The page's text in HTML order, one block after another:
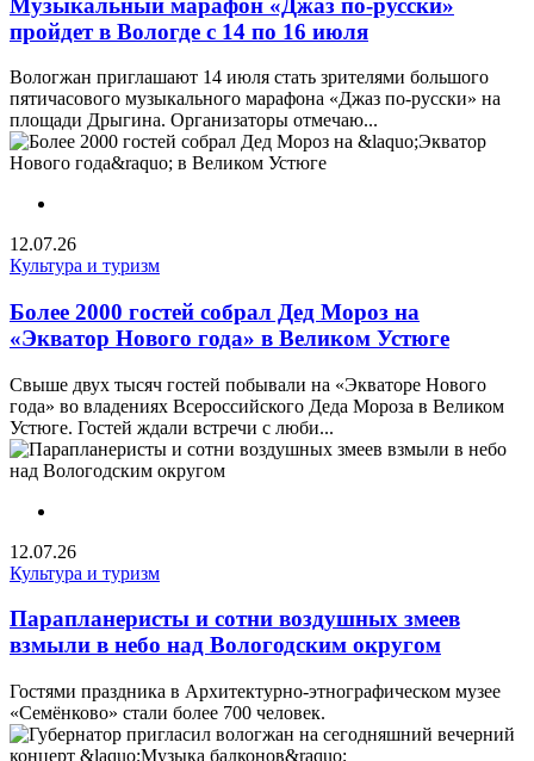
пройдет в Вологде с 14 по 16 июля
Вологжан приглашают 14 июля стать зрителями большого
пятичасового музыкального марафона «Джаз по-русски» на
площади Дрыгина. Организаторы отмечаю...
12.07.26
Культура и туризм
Более 2000 гостей собрал Дед Мороз на
«Экватор Нового года» в Великом Устюге
Свыше двух тысяч гостей побывали на «Экваторе Нового
года» во владениях Всероссийского Деда Мороза в Великом
Устюге. Гостей ждали встречи с люби...
12.07.26
Культура и туризм
Парапланеристы и сотни воздушных змеев
взмыли в небо над Вологодским округом
Гостями праздника в Архитектурно-этнографическом музее
«Семёнково» стали более 700 человек.